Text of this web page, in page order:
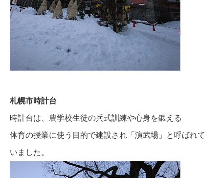
札幌市時計台
時計台は、農学校生徒の兵式訓練や心身を鍛える
体育の授業に使う目的で建設され「演武場」と呼ばれて
いました。